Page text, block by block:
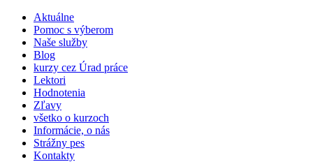
Aktuálne
Pomoc s výberom
Naše služby
Blog
kurzy cez Úrad práce
Lektori
Hodnotenia
Zľavy
všetko o kurzoch
Informácie, o nás
Strážny pes
Kontakty